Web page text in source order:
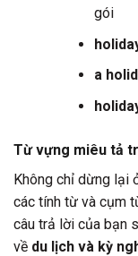
gói
a
Từ vựng miêu tả
Không chỉ dừng lại
các tính từ và cụm
câu trả lời của bạn
về du lịch và kỳ